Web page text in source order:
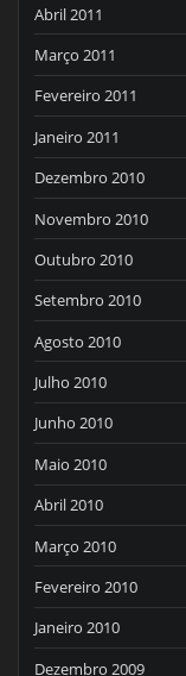
Abril 2011
Março 2011
Fevereiro 2011
Janeiro 2011
Dezembro 2010
Novembro 2010
Outubro 2010
Setembro 2010
Agosto 2010
Julho 2010
Junho 2010
Maio 2010
Abril 2010
Março 2010
Fevereiro 2010
Janeiro 2010
Dezembro 2009